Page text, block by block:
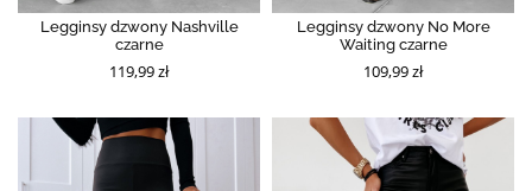
Legginsy dzwony Nashville
czarne
119,99 zł
Legginsy dzwony No More
Waiting czarne
109,99 zł